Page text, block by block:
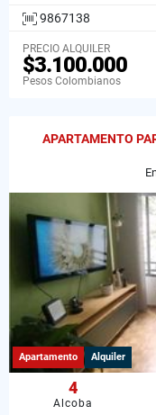
9867138
PRECIO ALQUILER
$3.100.000
Pesos Colombianos
APARTAMENTO
Apartamento Alquiler
4
Alcoba